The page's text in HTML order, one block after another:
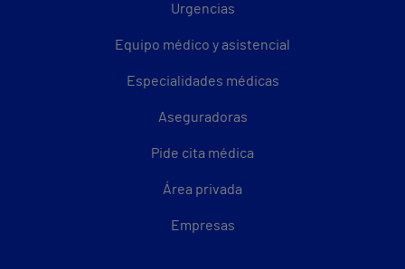
Urgencias
Equipo médico y asistencial
Especialidades médicas
Aseguradoras
Pide cita médica
Área privada
Empresas